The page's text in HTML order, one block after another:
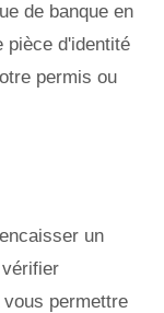
de banque en
pièce d'identité
permis ou
un
permettre